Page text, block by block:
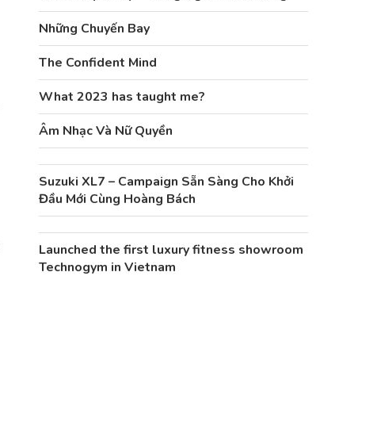
Những Chuyến Bay
The Confident Mind
What 2023 has taught me?
Âm Nhạc Và Nữ Quyền
Suzuki XL7 – Campaign Sẵn Sàng Cho Khởi
Đầu Mới Cùng Hoàng Bách
Launched the first luxury fitness showroom
Technogym in Vietnam